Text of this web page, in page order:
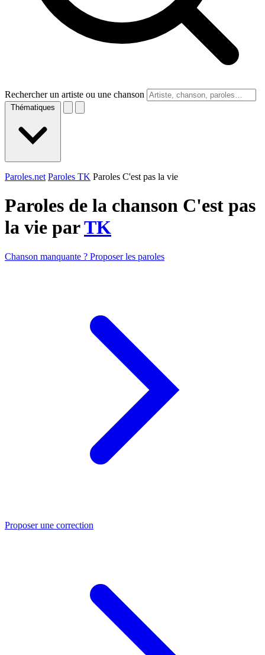
Rechercher un artiste ou une chanson
Thématiques
Paroles.net Paroles TK Paroles C'est pas la vie
Paroles de la chanson C'est pas
la vie parTK
Chanson manquante ? Proposer les paroles
Proposer une correction